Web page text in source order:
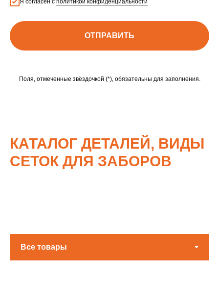
Я согласен с политикой конфиденциальности
ОТПРАВИТЬ
Поля, отмеченные звёздочкой (*), обязательны для заполнения.
КАТАЛОГ ДЕТАЛЕЙ, ВИДЫ
СЕТОК ДЛЯ ЗАБОРОВ